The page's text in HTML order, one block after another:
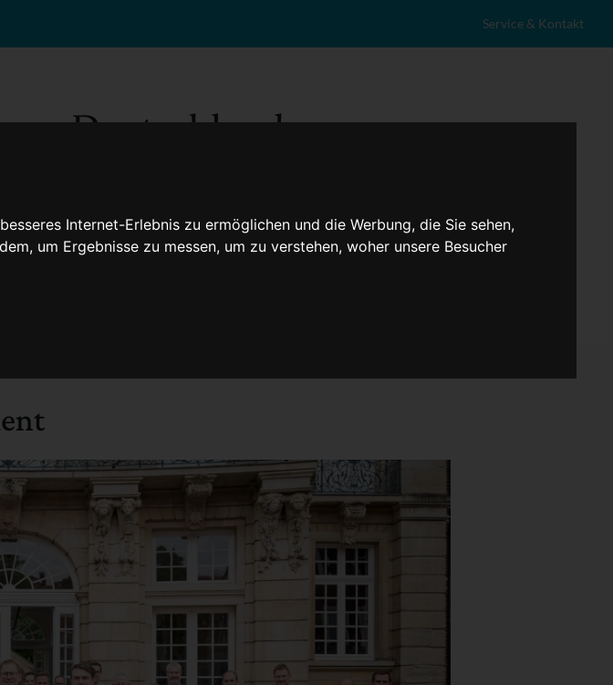
Internet-Erlebnis zu ermöglichen und die Werbung, die Sie sehen,
um Ergebnisse zu messen, um zu verstehen, woher unsere Besucher
Service & Kontakt